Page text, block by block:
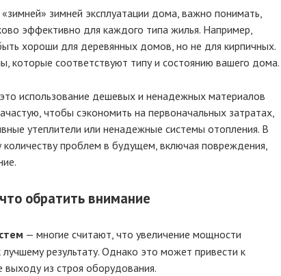
зимней эксплуатации дома, важно понимать,
эффективно для каждого типа жилья. Например,
хороши для деревянных домов, но не для кирпичных.
которые соответствуют типу и состоянию вашего дома.
использование дешевых и ненадежных материалов
чтобы сэкономить на первоначальных затратах,
утеплители или ненадежные системы отопления. В
проблем в будущем, включая повреждения,
обратить внимание
— многие считают, что увеличение мощности
результату. Однако это может привести к
из строя оборудования.